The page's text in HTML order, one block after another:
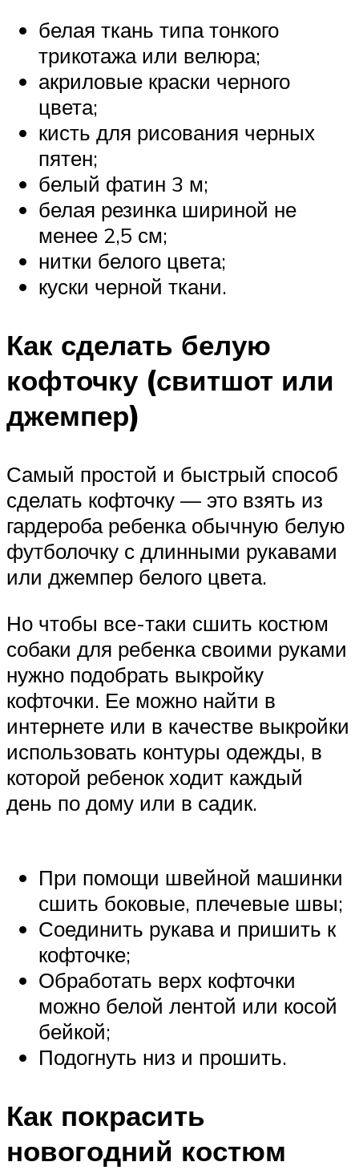
белая ткань типа тонкого
трикотажа или велюра;
акриловые краски черного
цвета;
кисть для рисования черных
пятен;
белый фатин 3 м;
белая резинка шириной не
менее 2,5 см;
нитки белого цвета;
куски черной ткани.
Как сделать белую
кофточку (свитшот или
джемпер)
Самый простой и быстрый способ
сделать кофточку — это взять из
гардероба ребенка обычную белую
футболочку с длинными рукавами
или джемпер белого цвета.
Но чтобы все-таки сшить костюм
собаки для ребенка своими руками
нужно подобрать выкройку
кофточки. Ее можно найти в
интернете или в качестве выкройки
использовать контуры одежды, в
которой ребенок ходит каждый
день по дому или в садик.
При помощи швейной машинки
сшить боковые, плечевые швы;
Соединить рукава и пришить к
кофточке;
Обработать верх кофточки
можно белой лентой или косой
бейкой;
Подогнуть низ и прошить.
Как покрасить
новогодний костюм